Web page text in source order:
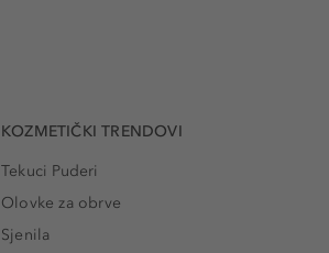
KOZMETIČKI TRENDOVI
Tekuci Puderi
Olovke za obrve
Sjenila